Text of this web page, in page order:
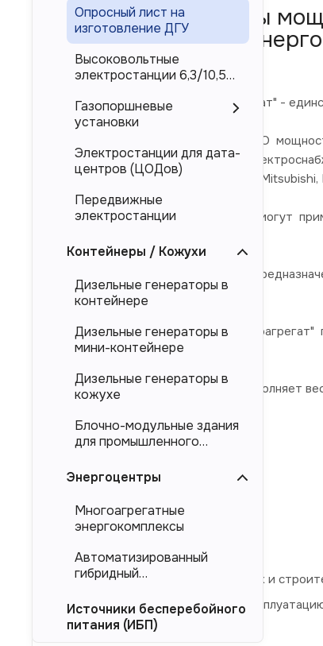
Дизель-генераторы
многоагрегатных
России
ООО "Торговый Дом Электроагрегат" -
Дизельные электростанции ЭТРО
гарантированного (резервного)
брендов Cummins, Perkins, Doosan, Mitsubishi,
Дизель-генераторные установки могут
Представленные в каталоге ДЭС
магистральных электросетей.
Компания "Торговый Дом
напрямую от производителя.
Компания "ТД Электроагрегат" выполняет
обследование объекта,
проектирование,
подбор оборудования,
испытания,
доставка на объект,
проведение пусконаладочных и
передача энергомодуля в
Опросный лист на
изготовление ДГУ
Высоковольтные
электростанции 6,3/10,5
Газопоршневые
установки
Электростанции для дата-
центров (ЦОДов)
Передвижные
электростанции
Контейнеры / Кожухи
Дизельные генераторы в
контейнере
Дизельные генераторы в
мини-контейнере
Дизельные генераторы в
кожухе
Блочно-модульные здания
для промышленного
оборудования (БМЗ)
Энергоцентры
Многоагрегатные
энергокомплексы
Автоматизированный
гибридный
Источники бесперебойного
питания (ИБП)